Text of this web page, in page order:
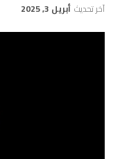
آخر تحديث أبريل 3, 2025